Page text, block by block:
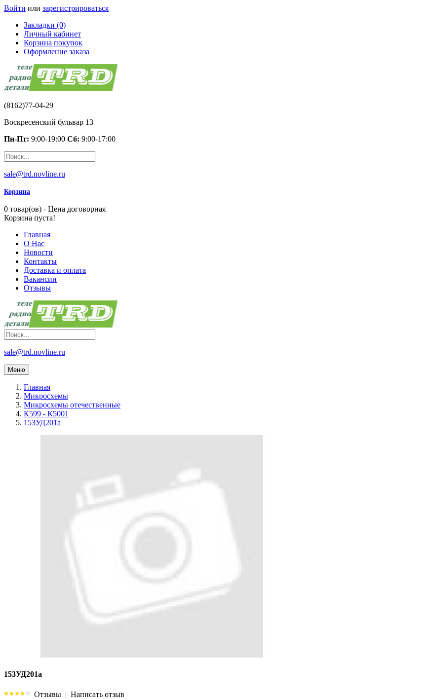
Войти или зарегистрироваться
Закладки (0)
Личный кабинет
Корзина покупок
Оформление заказа
(8162)77-04-29
Воскресенский бульвар 13
Пн-Пт: 9:00-19:00 Сб: 9:00-17:00
sale@trd.novline.ru
Корзина
0 товар(ов) - Цена договорная
Корзина пуста!
Главная
О Нас
Новости
Контакты
Доставка и оплата
Вакансии
Отзывы
sale@trd.novline.ru
Меню
Главная
Микросхемы
Микросхемы отечественные
К599 - К5001
153УД201а
153УД201а
Отзывы | Написать отзыв